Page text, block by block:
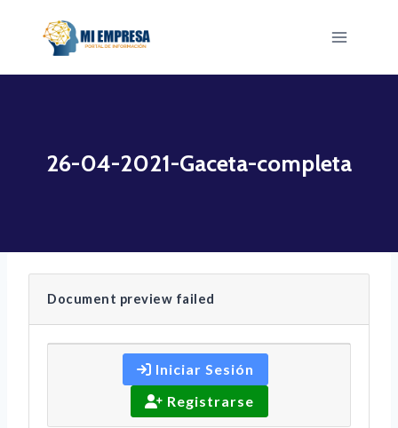
26-04-2021-Gaceta-completa
Document preview failed
Iniciar Sesión
Registrarse